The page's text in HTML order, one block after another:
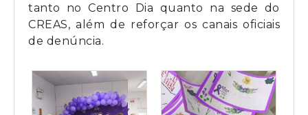
tanto no Centro Dia quanto na sede do
CREAS, além de reforçar os canais oficiais
de denúncia.